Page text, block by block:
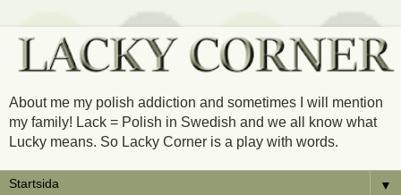
About me my polish addiction and sometimes I will mention
my family! Lack = Polish in Swedish and we all know what
Lucky means. So Lacky Corner is a play with words.
▼